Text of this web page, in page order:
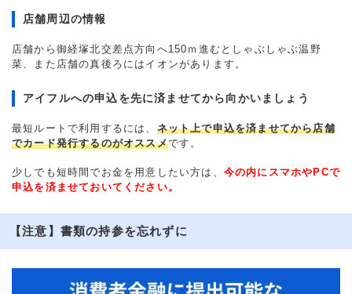
店舗周辺の情報
店舗から御経塚北交差点方向へ150ｍ進むとしゃぶしゃぶ温野
菜、また店舗の真後ろにはイオンがあります。
アイフルへの申込を先に済ませてから向かいましょう
最短ルートで利用するには、 ネット上で申込を済ませてから店舗
でカード発行するのがオススメです。
少しでも短時間でお金を用意したい方は、 今の内にスマホやPCで
申込を済ませておいてください。
【注意】書類の持参を忘れずに